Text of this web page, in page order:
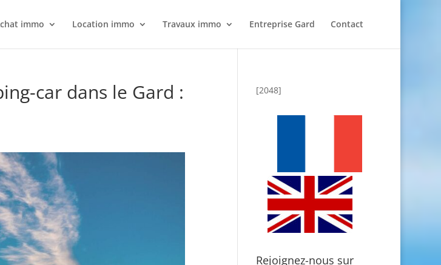
immo Location immo Travaux immo Entreprise Gard Contact
car dans le Gard : [2048]
Rejoignez-nous sur